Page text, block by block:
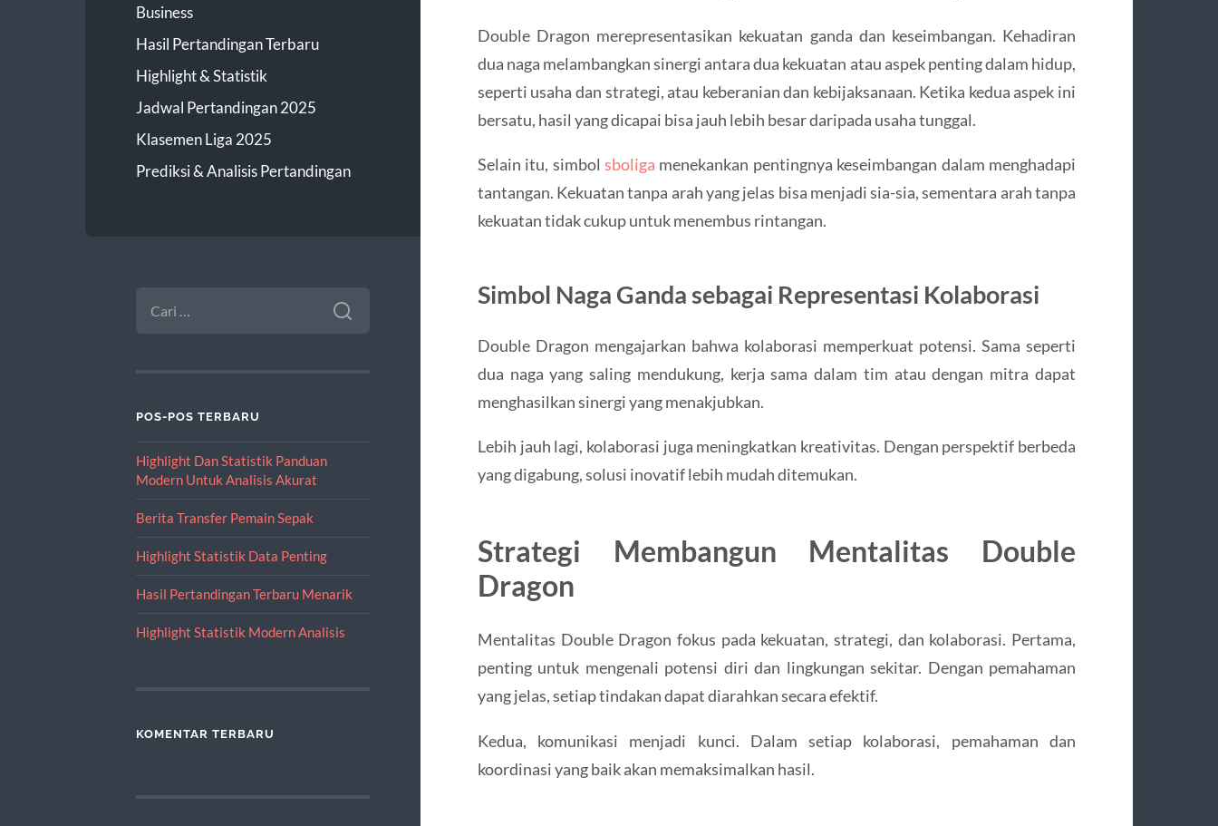
Business
Hasil Pertandingan Terbaru
Highlight & Statistik
Jadwal Pertandingan 2025
Klasemen Liga 2025
Prediksi & Analisis Pertandingan
UNTUK:
POS-POS TERBARU
Highlight Dan Statistik Panduan
Modern Untuk Analisis Akurat
Berita Transfer Pemain Sepak
Highlight Statistik Data Penting
Hasil Pertandingan Terbaru Menarik
Highlight Statistik Modern Analisis
KOMENTAR TERBARU
Double Dragon merepresentasikan kekuatan ganda dan keseimbangan. Kehadiran
dua naga melambangkan sinergi antara dua kekuatan atau aspek penting dalam hidup,
seperti usaha dan strategi, atau keberanian dan kebijaksanaan. Ketika kedua aspek ini
bersatu, hasil yang dicapai bisa jauh lebih besar daripada usaha tunggal.
Selain itu, simbolsboliga menekankan pentingnya keseimbangan dalam menghadapi
tantangan. Kekuatan tanpa arah yang jelas bisa menjadi sia-sia, sementara arah tanpa
kekuatan tidak cukup untuk menembus rintangan.
Simbol Naga Ganda sebagai Representasi Kolaborasi
Double Dragon mengajarkan bahwa kolaborasi memperkuat potensi. Sama seperti
dua naga yang saling mendukung, kerja sama dalam tim atau dengan mitra dapat
menghasilkan sinergi yang menakjubkan.
Lebih jauh lagi, kolaborasi juga meningkatkan kreativitas. Dengan perspektif berbeda
yang digabung, solusi inovatif lebih mudah ditemukan.
Strategi Membangun Mentalitas Double
Dragon
Mentalitas Double Dragon fokus pada kekuatan, strategi, dan kolaborasi. Pertama,
penting untuk mengenali potensi diri dan lingkungan sekitar. Dengan pemahaman
yang jelas, setiap tindakan dapat diarahkan secara efektif.
Kedua, komunikasi menjadi kunci. Dalam setiap kolaborasi, pemahaman dan
koordinasi yang baik akan memaksimalkan hasil.